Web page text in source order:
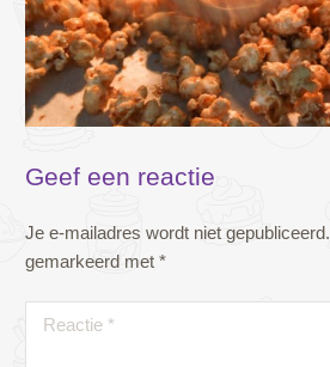
Geef een reactie
Je e-mailadres wordt niet gepubliceerd.
gemarkeerd met *